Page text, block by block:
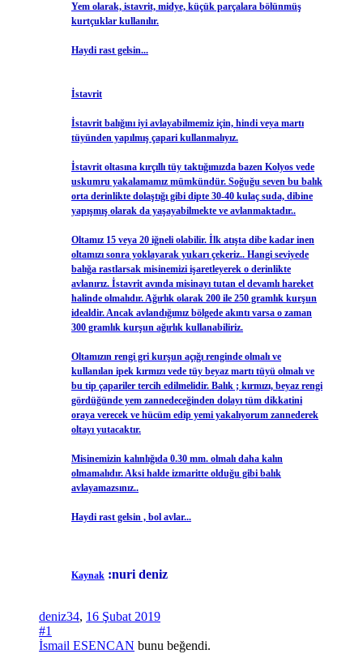
Yem olarak, istavrit, midye, küçük parçalara bölünmüş
kurtçuklar kullanılır.
Haydi rast gelsin...
İstavrit
İstavrit balığını iyi avlayabilmemiz için, hindi veya martı
tüyünden yapılmış çapari kullanmalıyız.
İstavrit oltasına kırçıllı tüy taktığımızda bazen Kolyos vede
uskumru yakalamamız mümkündür. Soğuğu seven bu balık
orta derinlikte dolaştığı gibi dipte 30-40 kulaç suda, dibine
yapışmış olarak da yaşayabilmekte ve avlanmaktadır..
Oltamız 15 veya 20 iğneli olabilir. İlk atışta dibe kadar inen
oltamızı sonra yoklayarak yukarı çekeriz.. Hangi seviyede
balığa rastlarsak misinemizi işaretleyerek o derinlikte
avlanırız. İstavrit avında misinayı tutan el devamlı hareket
halinde olmalıdır. Ağırlık olarak 200 ile 250 gramlık kurşun
idealdir. Ancak avlandığımız bölgede akıntı varsa o zaman
300 gramlık kurşun ağırlık kullanabiliriz.
Oltamızın rengi gri kurşun açığı renginde olmalı ve
kullanılan ipek kırmızı vede tüy beyaz martı tüyü olmalı ve
bu tip çapariler tercih edilmelidir. Balık ; kırmızı, beyaz rengi
gördüğünde yem zannedeceğinden dolayı tüm dikkatini
oraya verecek ve hücüm edip yemi yakalıyorum zannederek
oltayı yutacaktır.
Misinemizin kalınlığıda 0.30 mm. olmalı daha kalın
olmamalıdır. Aksi halde izmaritte olduğu gibi balık
avlayamazsınız..
Haydi rast gelsin , bol avlar...
Kaynak :nuri deniz
deniz34, 16 Şubat 2019
#1
İsmail ESENCAN bunu beğendi.